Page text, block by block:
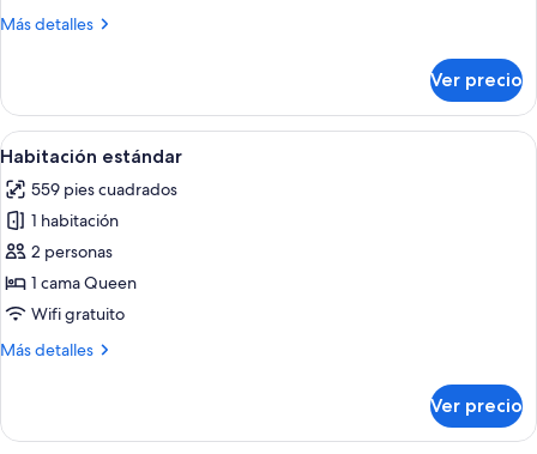
Más detalles
Más
estándar
Ver precio
Abrir
todas
las
fotos
de
Habitación
estándar
Una habitación de hotel con una
10
Habitación estándar
559 pies cuadrados
1 habitación
2 personas
1 cama Queen
Wifi gratuito
Más detalles
Más
estándar
Ver precio